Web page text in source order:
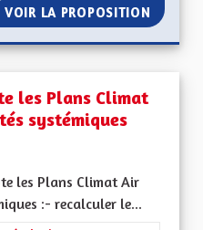
VOIR LA PROPOSITION UNE
les Plans Climat
systémiques
les Plans Climat Air
:- recalculer le...